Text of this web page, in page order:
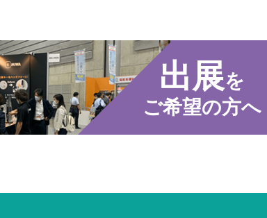
出展を
ご希望の方へ